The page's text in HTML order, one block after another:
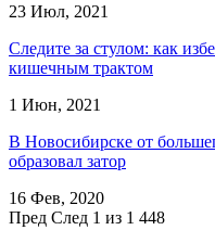
23 Июл, 2021
Следите за стулом: как
кишечным трактом
1 Июн, 2021
В Новосибирске от
образовал затор
16 Фев, 2020
Пред След 1 из 1 448